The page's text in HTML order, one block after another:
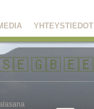
YHTEYSTIEDOT
🇬🇧🇪🇪